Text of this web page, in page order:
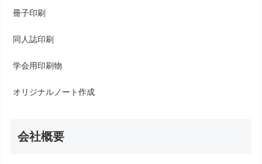
冊子印刷
同人誌印刷
学会用印刷物
オリジナルノート作成
会社概要